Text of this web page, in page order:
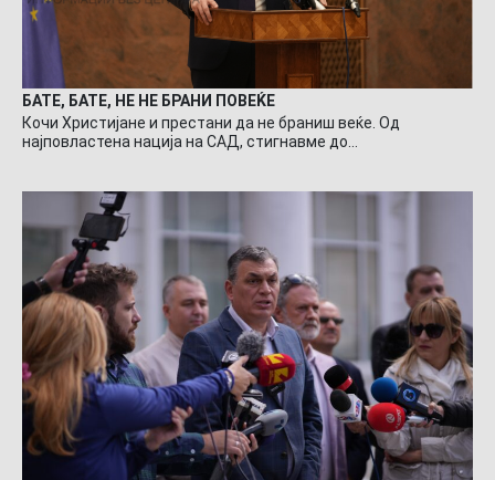
БАТЕ, БАТЕ, НЕ НЕ БРАНИ ПОВЕЌЕ
Кочи Христијане и престани да не браниш веќе. Од
најповластена нација на САД, стигнавме до…